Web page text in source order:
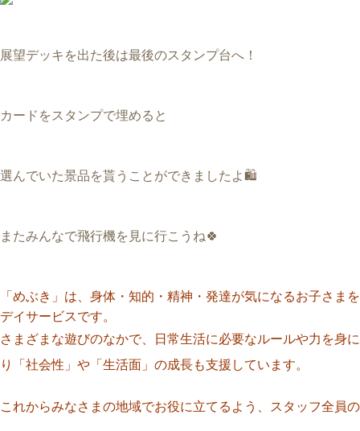
展望デッキを出た後は最後のスタンプ台へ！
カードをスタンプで埋めると
選んでいた景品を貰うことができましたよ🛍️
またみんなで飛行機を見に行こうね🍀
「めぶき」は、身体・知的・精神・発達が気になるお子さま
デイサービスです。
さまざまな遊びのなかで、日常生活に必要なルールや力を身
り「社会性」や「生活面」の成長も支援しています。
これからみなさまの地域でお役に立てるよう、スタッフ全員